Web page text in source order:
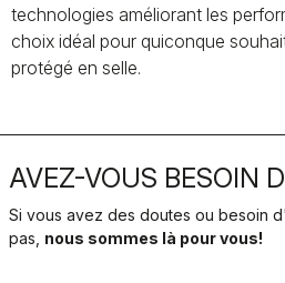
technologies améliorant les
choix idéal pour quiconque
protégé en selle.
AVEZ-VOUS BESOIN
Si vous avez des doutes ou besoin
pas, nous sommes là pour vous!